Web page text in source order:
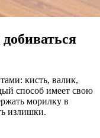
кисть, валик,
способ имеет свою
морилку в
излишки.